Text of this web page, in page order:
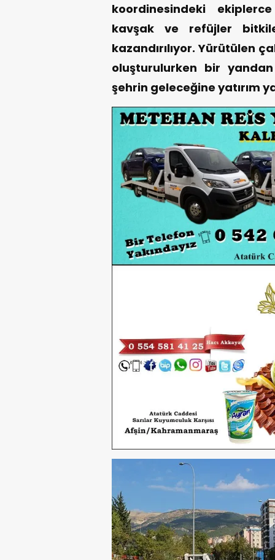
koordinesindeki
kavşak ve refüjler
kazandırılıyor. Yürütülen
oluşturulurken bir
şehrin geleceğine yatırım